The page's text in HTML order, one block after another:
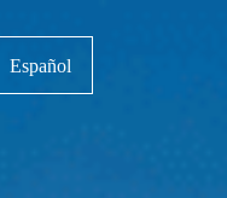
Español